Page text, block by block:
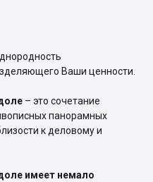
Ваши ценности.
– это сочетание
панорамных
к деловому и
имеет немало